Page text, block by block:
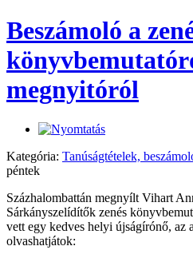
Beszámoló a
megnyitóról
Kategória: Tanúságtételek,
péntek
Százhalombattán megnyílt Vihart
Sárkányszelídítők zenés
vett egy kedves helyi újságírónő, az
olvashatjátok: